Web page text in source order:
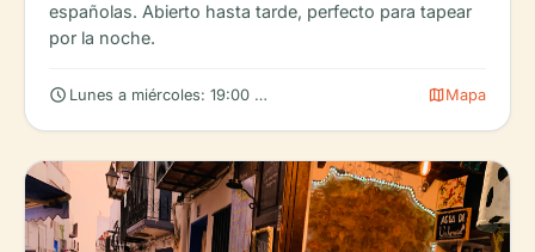
españolas. Abierto hasta tarde, perfecto para tapear
por la noche.
schedule Lunes a miércoles: 19:00 – 01:00 (consulte horarios ampliados
mapMapa